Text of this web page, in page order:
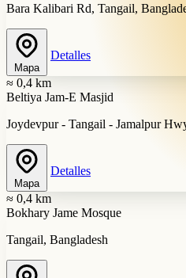
Bara Kalibari Rd, Tangail,
Mapa
Detalles
≈ 0,4 km
Beltiya Jam-E Masjid
Joydevpur - Tangail - Jamalpur
Mapa
Detalles
≈ 0,4 km
Bokhary Jame Mosque
Tangail, Bangladesh